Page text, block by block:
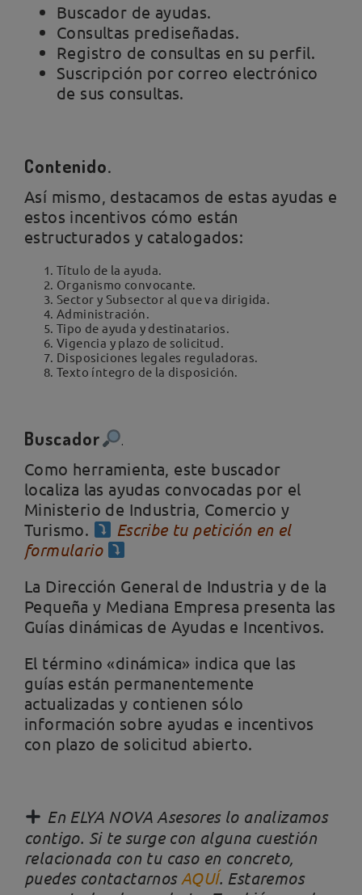
Buscador de ayudas.
Consultas prediseñadas.
Registro de consultas en su perfil.
Suscripción por correo electrónico
de sus consultas.
Contenido.
Así mismo, destacamos de estas ayudas e
estos incentivos cómo están
estructurados y catalogados:
Título de la ayuda.
Organismo convocante.
Sector y Subsector al que va dirigida.
Administración.
Tipo de ayuda y destinatarios.
Vigencia y plazo de solicitud.
Disposiciones legales reguladoras.
Texto íntegro de la disposición.
Buscador .
Como herramienta, este buscador
localiza las ayudas convocadas por el
Ministerio de Industria, Comercio y
Turismo.
Escribe tu petición en el
formulario
La Dirección General de Industria y de la
Pequeña y Mediana Empresa presenta las
Guías dinámicas de Ayudas e Incentivos.
El término «dinámica» indica que las
guías están permanentemente
actualizadas y contienen sólo
información sobre ayudas e incentivos
con plazo de solicitud abierto.
En ELYA NOVA Asesores lo analizamos
contigo. Si te surge con alguna cuestión
relacionada con tu caso en concreto,
puedes contactarnos AQUÍ. Estaremos